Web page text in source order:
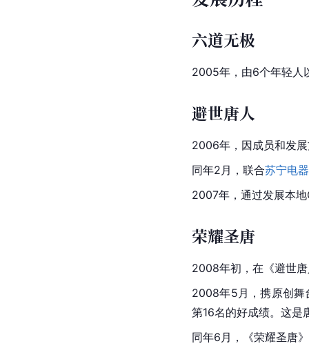
六道无极
2005年，由6个年轻人
避世唐人
2006年，因成员和发
同年2月，联合苏宁电器
2007年，通过发展本
荣耀圣唐
2008年初，在《避世
2008年5月，携原创舞
第16名的好成绩。这是
同年6月，《荣耀圣唐